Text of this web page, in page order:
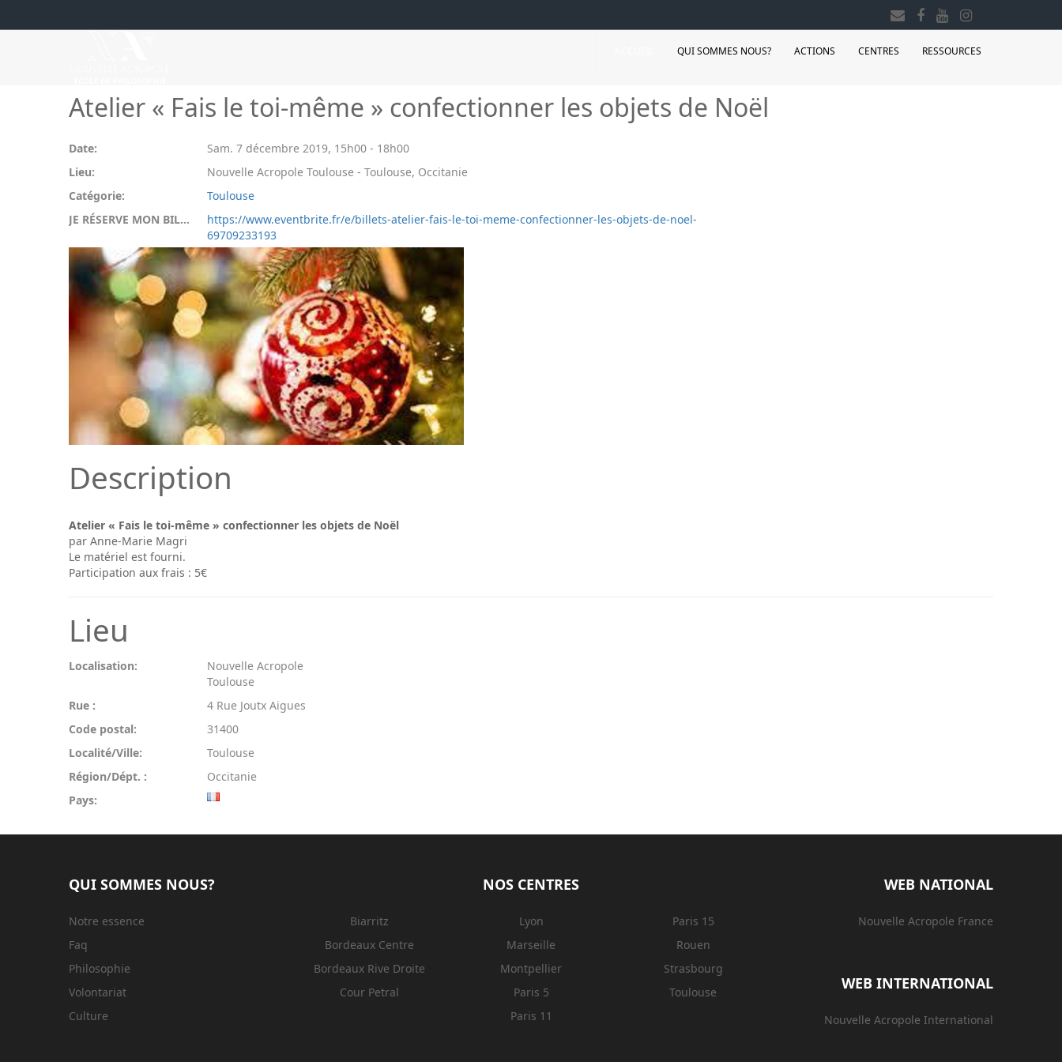
QUI SOMMES NOUS? ACTIONS CENTRES RESSOURCES
Atelier « Fais le toi-même » confectionner les objets de Noël
Date: Sam. 7 décembre 2019, 15h00 - 18h00
Lieu:
Nouvelle Acropole Toulouse - Toulouse, Occitanie
Catégorie:
Toulouse
JE RÉSERVE MON BILLET:
https://www.eventbrite.fr/e/billets-atelier-fais-le-toi-meme-confectionner-les-objets-de-noel-
69709233193
Description
Atelier « Fais le toi-même » confectionner les objets de Noël
par Anne-Marie Magri
Le matériel est fourni.
Participation aux frais : 5€
Lieu
Localisation:
Nouvelle Acropole
Toulouse
Rue :
4 Rue Joutx Aigues
Code postal:
31400
Localité/Ville:
Toulouse
Région/Dépt. :
Occitanie
Pays:
QUI SOMMES NOUS?
Notre essence
Faq
Philosophie
Volontariat
Culture
NOS CENTRES
Biarritz
Bordeaux Centre
Bordeaux Rive Droite
Cour Petral
Lyon
Marseille
Montpellier
Paris 5
Paris 11
Paris 15
Rouen
Strasbourg
Toulouse
WEB NATIONAL
Nouvelle Acropole France
WEB INTERNATIONAL
Nouvelle Acropole International